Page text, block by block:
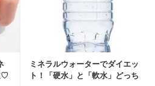
♡
ミネラルウォーターでダイエッ
ト！「硬水」と「軟水」どっち